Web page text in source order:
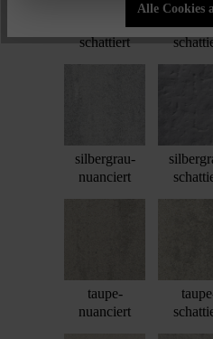
sandgelb-
schattiert
silbergrau-
nuanciert
taupe-
nuanciert
Alle Cookies